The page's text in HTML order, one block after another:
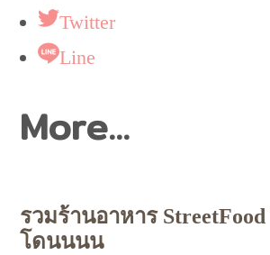
Twitter
Line
More...
รวมร้านอาหาร
โดนนนน